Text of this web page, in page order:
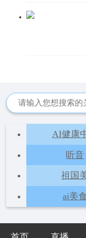
AI健康
听音
祖国
ai美